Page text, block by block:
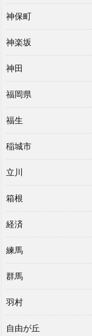
神保町
神楽坂
神田
福岡県
福生
稲城市
立川
箱根
経済
練馬
群馬
羽村
自由が丘